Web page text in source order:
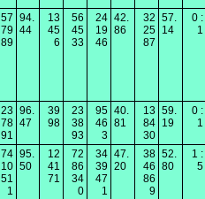
57
79
89
94.
44
13
45
6
56
45
33
24
19
46
42.
86
32
25
87
57.
14
0 :
1
23
78
91
96.
47
39
98
23
38
93
95
46
3
40.
81
13
84
30
59.
19
0 :
1
74
10
51
1
95.
50
12
41
71
72
86
34
0
34
39
47
1
47.
20
38
46
86
9
52.
80
1 :
5